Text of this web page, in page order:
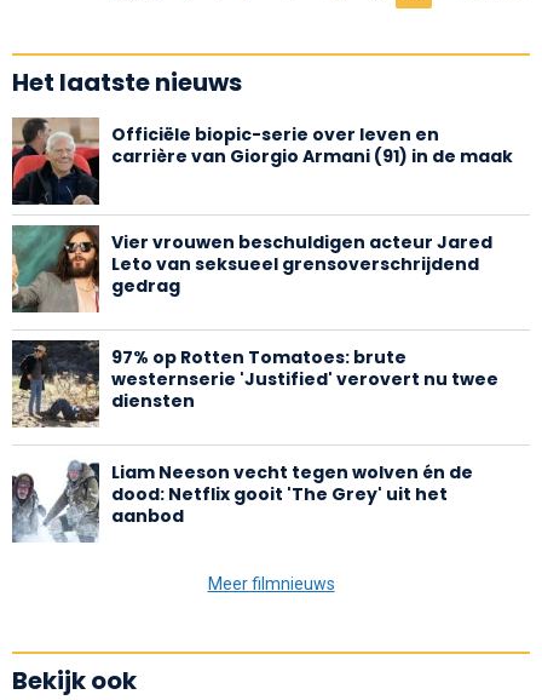
Het laatste nieuws
Officiële biopic-serie over leven en
carrière van Giorgio Armani (91) in de maak
Vier vrouwen beschuldigen acteur Jared
Leto van seksueel grensoverschrijdend
gedrag
97% op Rotten Tomatoes: brute
westernserie 'Justified' verovert nu twee
diensten
Liam Neeson vecht tegen wolven én de
dood: Netflix gooit 'The Grey' uit het
aanbod
Meer filmnieuws
Bekijk ook